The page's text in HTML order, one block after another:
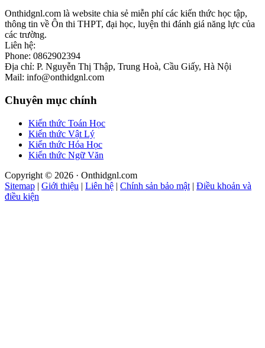
Onthidgnl.com là website chia sẻ miễn phí các kiến thức học tập,
thông tin về Ôn thi THPT, đại học, luyện thi đánh giá năng lực của
các trường.
Liên hệ:
Phone: 0862902394
Địa chỉ: P. Nguyễn Thị Thập, Trung Hoà, Cầu Giấy, Hà Nội
Mail: info@onthidgnl.com
Chuyên mục chính
Kiến thức Toán Học
Kiến thức Vật Lý
Kiến thức Hóa Học
Kiến thức Ngữ Văn
Copyright © 2026 · Onthidgnl.com
Sitemap | Giới thiệu | Liên hệ | Chính sản bảo mật | Điều khoản và
điều kiện